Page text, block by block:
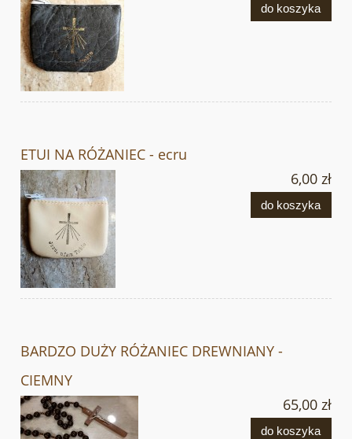
do koszyka
ETUI NA RÓŻANIEC - ecru
6,00 zł
do koszyka
BARDZO DUŻY RÓŻANIEC DREWNIANY -
CIEMNY
65,00 zł
do koszyka